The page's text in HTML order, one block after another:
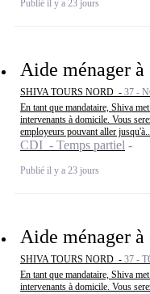
Publié il y a 23 jours
Aide ménager
SHIVA TOURS NORD - 37 -
En tant que mandataire, Shiva
intervenants à domicile. Vous
employeurs pouvant aller jusqu'à...
CDI - Temps partiel
Publié il y a 23 jours
Aide ménager
SHIVA TOURS NORD - 37 -
En tant que mandataire, Shiva
intervenants à domicile. Vous